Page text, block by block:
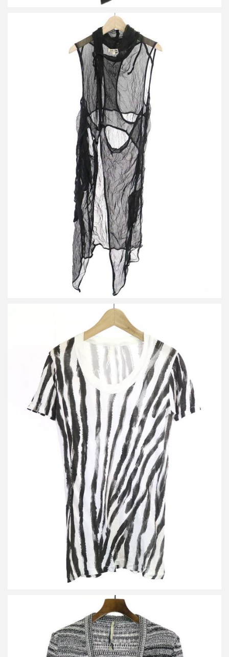
ダミール ドーマ 09SS シルクシフォンロングベスト
買取金額 4,800円
詳しく見る
サイレント ダミールドーマ ストライプTシャツ
詳しく見る